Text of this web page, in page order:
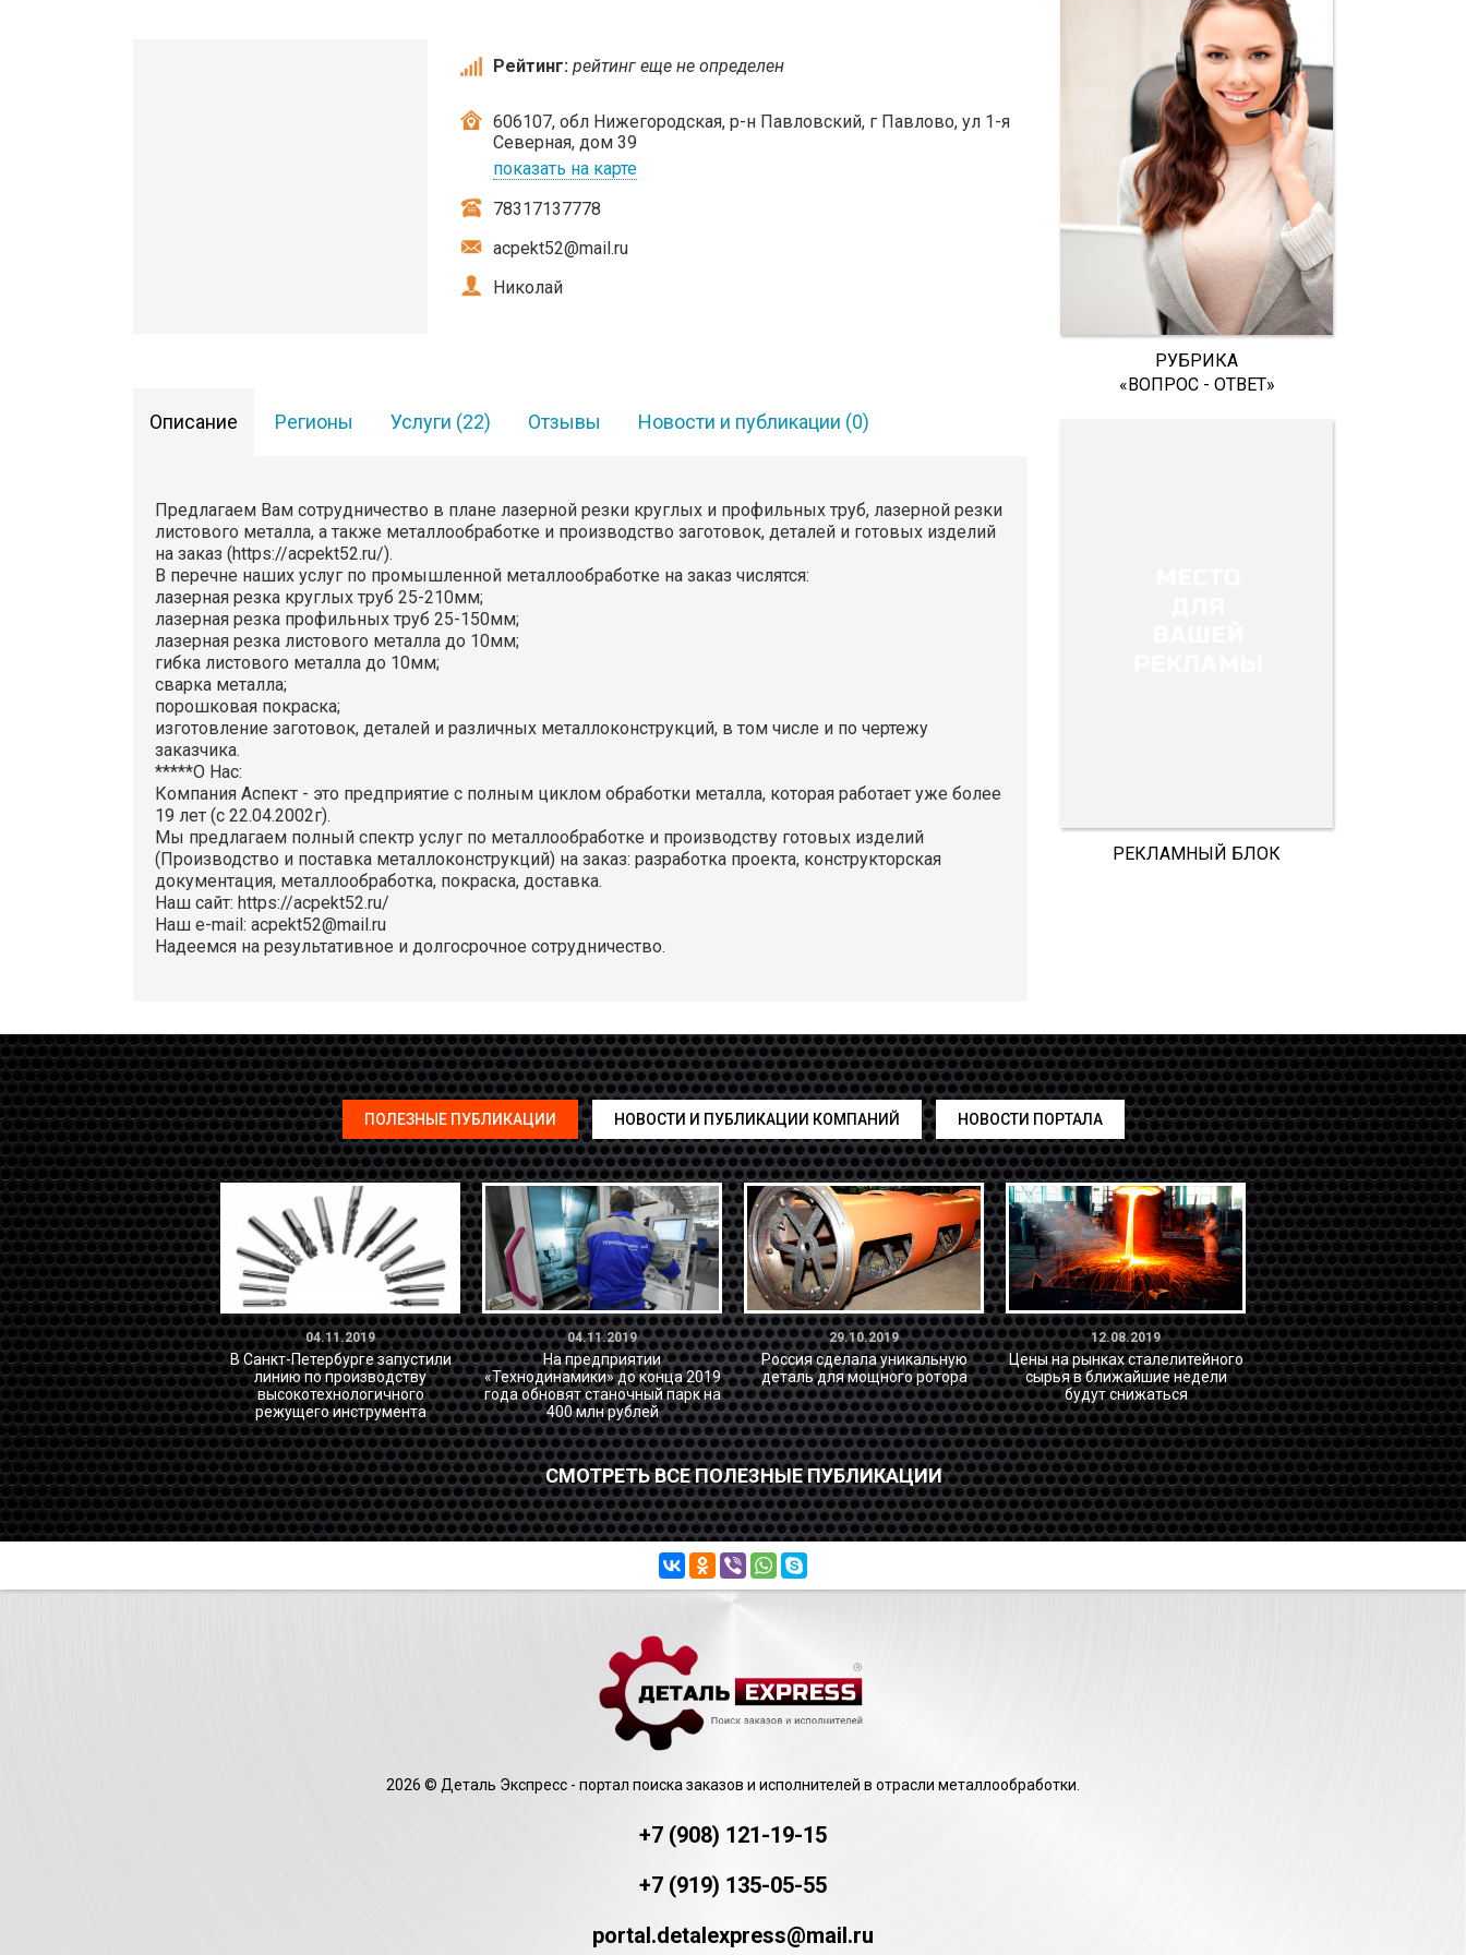
РУБРИКА
«ВОПРОС - ОТВЕТ»
РЕКЛАМНЫЙ БЛОК
Рейтинг: рейтинг еще не определен
606107, обл Нижегородская, р-н Павловский, г Павлово, ул 1-я
Северная, дом 39
показать на карте
78317137778
acpekt52@mail.ru
Николай
Описание Регионы Услуги (22) Отзывы Новости и публикации (0)
Предлагаем Вам сотрудничество в плане лазерной резки круглых и профильных труб, лазерной резки
листового металла, а также металлообработке и производство заготовок, деталей и готовых изделий
на заказ (https://acpekt52.ru/).
В перечне наших услуг по промышленной металлообработке на заказ числятся:
лазерная резка круглых труб 25-210мм;
лазерная резка профильных труб 25-150мм;
лазерная резка листового металла до 10мм;
гибка листового металла до 10мм;
сварка металла;
порошковая покраска;
изготовление заготовок, деталей и различных металлоконструкций, в том числе и по чертежу
заказчика.
*****О Нас:
Компания Аспект - это предприятие с полным циклом обработки металла, которая работает уже более
19 лет (с 22.04.2002г).
Мы предлагаем полный спектр услуг по металлообработке и производству готовых изделий
(Производство и поставка металлоконструкций) на заказ: разработка проекта, конструкторская
документация, металлообработка, покраска, доставка.
Наш сайт: https://acpekt52.ru/
Наш e-mail: acpekt52@mail.ru
Надеемся на результативное и долгосрочное сотрудничество.
ПОЛЕЗНЫЕ ПУБЛИКАЦИИ НОВОСТИ И ПУБЛИКАЦИИ КОМПАНИЙ НОВОСТИ ПОРТАЛА
04.11.2019
В Санкт-Петербурге запустили
линию по производству
высокотехнологичного
режущего инструмента
04.11.2019
На предприятии
«Технодинамики» до конца 2019
года обновят станочный парк на
400 млн рублей
29.10.2019
Россия сделала уникальную
деталь для мощного ротора
12.08.2019
Цены на рынках сталелитейного
сырья в ближайшие недели
будут снижаться
СМОТРЕТЬ ВСЕ ПОЛЕЗНЫЕ ПУБЛИКАЦИИ
2026 © Деталь Экспресс - портал поиска заказов и исполнителей в отрасли металлообработки.
+7 (908) 121-19-15
+7 (919) 135-05-55
portal.detalexpress@mail.ru